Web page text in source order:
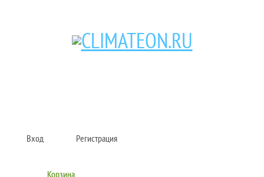
Кондиционеры и сплит-системы, газовые котлы, тепловые завесы, водяные
Вход Регистрация
Корзина